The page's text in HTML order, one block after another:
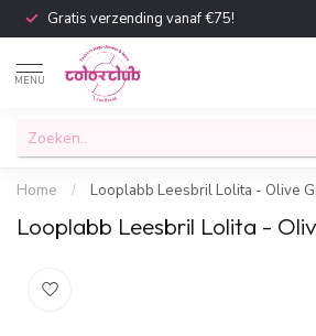
Gratis verzending vanaf €75!
MENU
Home / Looplabb Leesbril Lolita - Olive
Looplabb Leesbril Lolita -